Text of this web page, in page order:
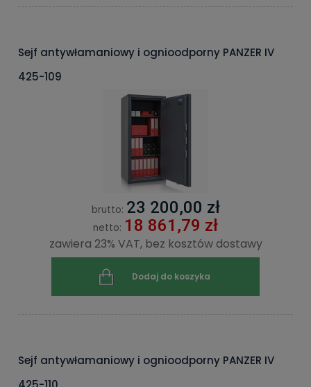
Sejf antywłamaniowy i ognioodporny PANZER IV
425-109
brutto: 23 200,00 zł
netto: 18 861,79 zł
zawiera 23% VAT, bez kosztów dostawy
Dodaj do koszyka
Sejf antywłamaniowy i ognioodporny PANZER IV